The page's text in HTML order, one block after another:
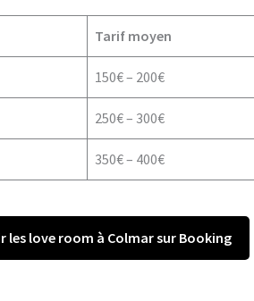
Tarif moyen
150€ – 200€
250€ – 300€
350€ – 400€
les love room à Colmar sur Booking